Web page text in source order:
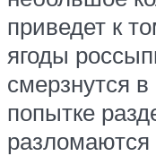
приведет к
ягоды
смерзнутся
попытке
разломаются